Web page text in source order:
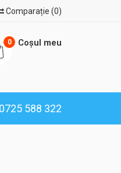
Comparație (0)
0 Coşul meu
0725 588 322